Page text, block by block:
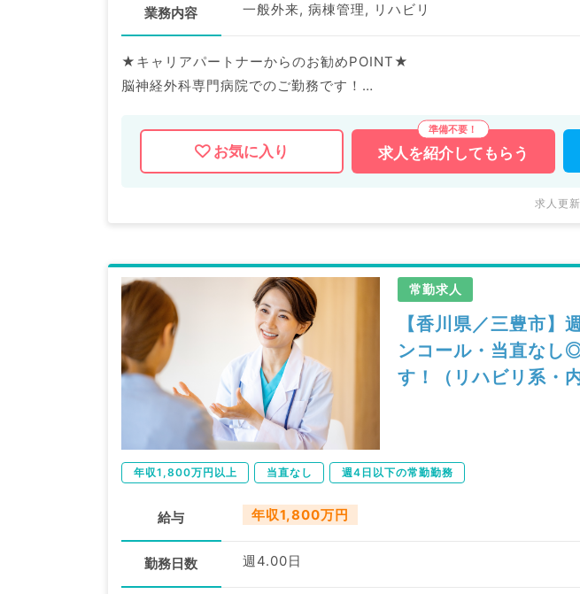
業務内容 一般外来, 病棟管理, リハビリ
★キャリアパートナーからのお勧めPOINT★
脳神経外科専門病院でのご勤務です！
マイナビDOCTORでは病院やクリニックなどの医療機関求人はもちろ
お気に入り 求人を紹介してもらう
求人更
常勤求人
【香川県／三豊市
ンコール・当直なし
す！（リハビリ系・
年収1,800万円以上 当直なし 週4日以下の常勤勤務
給与 年収1,800万円
勤務日数 週4.00日